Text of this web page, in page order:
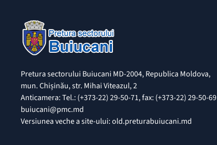
Pretura sectorului Buiucani MD-2004, Republica Moldova,
mun. Chișinău, str. Mihai Viteazul, 2
Anticamera: Tel.: (+373-22) 29-50-71, fax: (+373-22) 29-50-69
buiucani@pmc.md
Versiunea veche a site-ului: old.preturabuiucani.md